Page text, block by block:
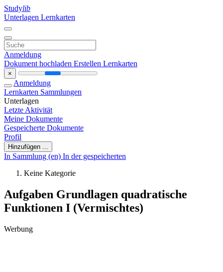
Studylib
Unterlagen Lernkarten
Anmeldung
Dokument hochladen Erstellen Lernkarten
×
Anmeldung
Lernkarten Sammlungen
Unterlagen
Letzte Aktivität
Meine Dokumente
Gespeicherte Dokumente
Profil
Hinzufügen ...
In Sammlung (en) In der gespeicherten
Keine Kategorie
Aufgaben Grundlagen quadratische
Funktionen I (Vermischtes)
Werbung